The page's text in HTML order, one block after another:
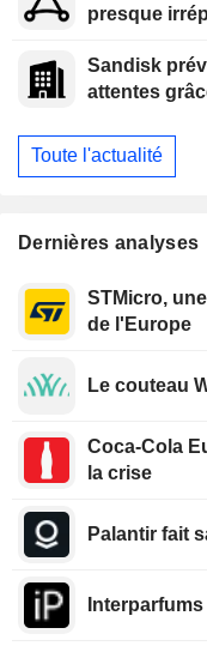
presque
Sandisk
attentes
Toute l'actualité
Dernières analyses
STMicro,
de l'Europe
Le couteau
Coca-Cola
la crise
Palantir fait